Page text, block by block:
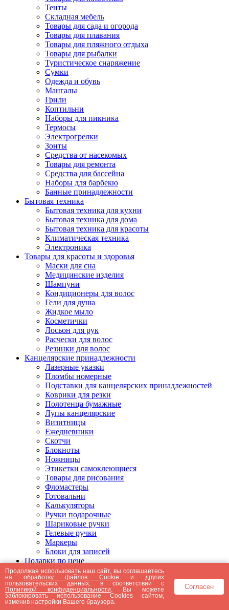
Тенты
Складная мебель
Товары для сада и огорода
Товары для плавания
Товары для пляжного отдыха
Товары для рыбалки
Туристическое снаряжение
Сумки
Одежда и обувь
Мангалы
Грили
Коптильни
Наборы для пикника
Термосы
Электрогрелки
Зонты
Средства от насекомых
Товары для ремонта
Средства для бассейна
Наборы для барбекю
Банные принадлежности
Бытовая техника
Бытовая техника для кухни
Бытовая техника для дома
Бытовая техника для красоты
Климатическая техника
Электроника
Товары для красоты и здоровья
Маски для сна
Медицинские изделия
Шампуни
Кондиционеры для волос
Гели для душа
Жидкое мыло
Косметички
Лосьон для рук
Расчески для волос
Резинки для волос
Канцелярские принадлежности
Лазерные указки
Пломбы номерные
Подставки для канцелярских принадлежностей
Коврики для резки
Полотенца бумажные
Лупы канцелярские
Визитницы
Ежедневники
Скотчи
Блокноты
Ножницы
Этикетки самоклеющиеся
Товары для рисования
Фломастеры
Готовальни
Калькуляторы
Ручки подарочные
Шариковые ручки
Гелевые ручки
Маркеры
Блоки для записей
Подарки по цене
Подарки от 5000 рублей
Подарки до 5000 рублей
Подарки до 3000 рублей
Подарки до 2000 рублей
Подарки до 1000 рублей
Продолжая использовать наш сайт, вы соглашаетесь
наобработку файлов Cookie и других
пользовательских данных, в соответствии с
Политикой конфиденциальности . Вы можете
заблокировать использование Cookies сайтом,
изменив настройки Вашего браузера.
Согласен